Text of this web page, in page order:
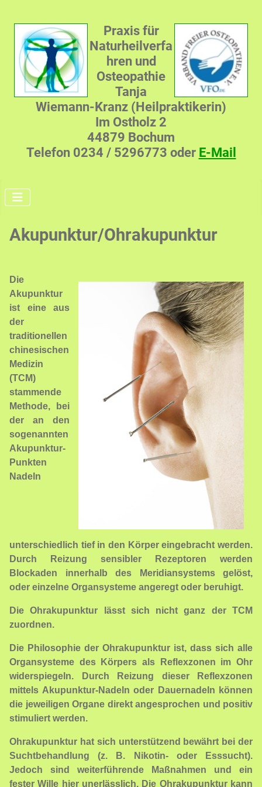
Praxis für
Naturheilverfa
hren und
Osteopathie
Tanja
Wiemann-Kranz (Heilpraktikerin)
Im Ostholz 2
44879 Bochum
Telefon 0234 / 5296773 oder E-Mail
Akupunktur/Ohrakupunktur
Die
Akupunktur
ist eine aus
der
traditionellen
chinesischen
Medizin
(TCM)
stammende
Methode, bei
der an den
sogenannten
Akupunktur-
Punkten
Nadeln
unterschiedlich tief in den Körper eingebracht werden.
Durch Reizung sensibler Rezeptoren werden
Blockaden innerhalb des Meridiansystems gelöst,
oder einzelne Organsysteme angeregt oder beruhigt.
Die Ohrakupunktur lässt sich nicht ganz der TCM
zuordnen.
Die Philosophie der Ohrakupunktur ist, dass sich alle
Organsysteme des Körpers als Reflexzonen im Ohr
widerspiegeln. Durch Reizung dieser Reflexzonen
mittels Akupunktur-Nadeln oder Dauernadeln können
die jeweiligen Organe direkt angesprochen und positiv
stimuliert werden.
Ohrakupunktur hat sich unterstützend bewährt bei der
Suchtbehandlung (z. B. Nikotin- oder Esssucht).
Jedoch sind weiterführende Maßnahmen und ein
fester Wille hier unerlässlich. Die Ohrakupunktur kann